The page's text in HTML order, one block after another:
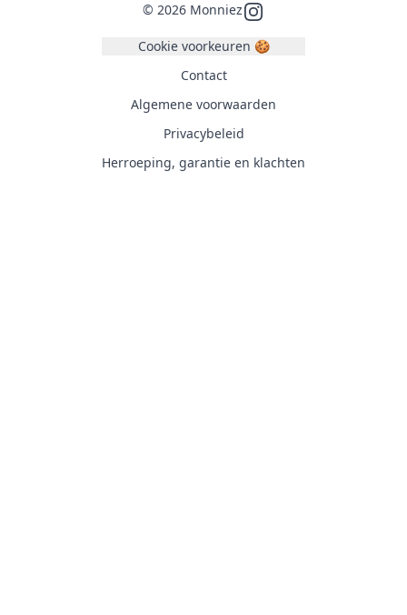
© 2026 MonniezInstagram
Cookie voorkeuren 🍪
Contact
Algemene voorwaarden
Privacybeleid
Herroeping, garantie en klachten